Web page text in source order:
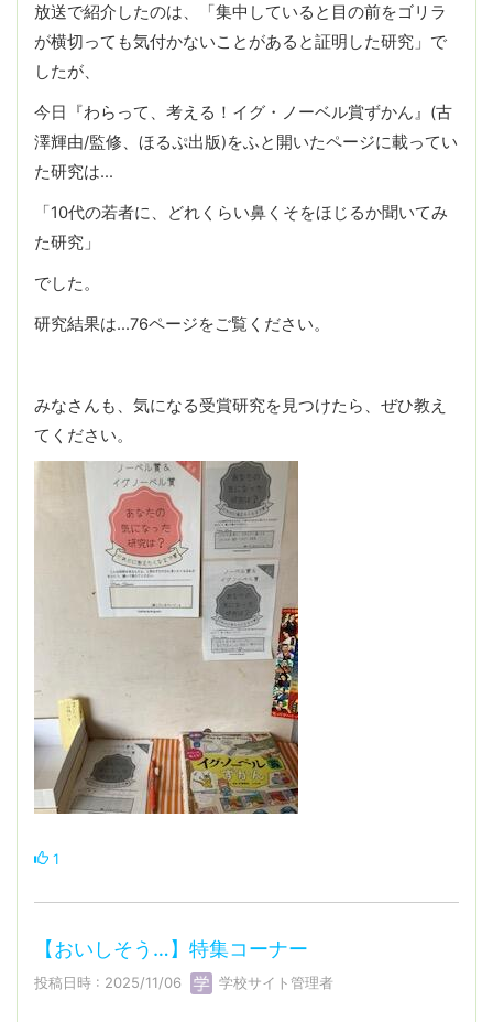
放送で紹介したのは、「集中していると目の前をゴリラ
が横切っても気付かないことがあると証明した研究」で
したが、
今日『わらって、考える！イグ・ノーベル賞ずかん』(古
澤輝由/監修、ほるぷ出版)をふと開いたページに載ってい
た研究は…
「10代の若者に、どれくらい鼻くそをほじるか聞いてみ
た研究」
でした。
研究結果は…76ページをご覧ください。
みなさんも、気になる受賞研究を見つけたら、ぜひ教え
てください。
1
【おいしそう…】特集コーナー
投稿日時 : 2025/11/06 学校サイト管理者